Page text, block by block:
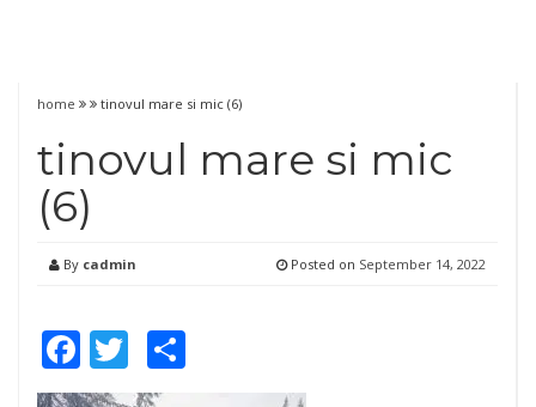
home tinovul mare si mic (6)
tinovul mare si mic
(6)
By cadmin Posted on September 14, 2022
Facebook
Twitter